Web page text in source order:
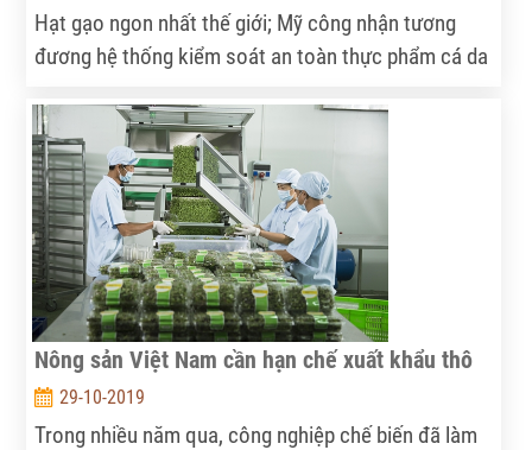
Hạt gạo ngon nhất thế giới; Mỹ công nhận tương
đương hệ thống kiểm soát an toàn thực phẩm cá da
xuất khẩu chính ngạch sang Trung Quốc... là những
dấu ấn mà ngành nông nghiệp xác lập trong bối cảnh
thị trường có nhiều khó khăn.
Nông sản Việt Nam cần hạn chế xuất khẩu thô
29-10-2019
Trong nhiều năm qua, công nghiệp chế biến đã làm